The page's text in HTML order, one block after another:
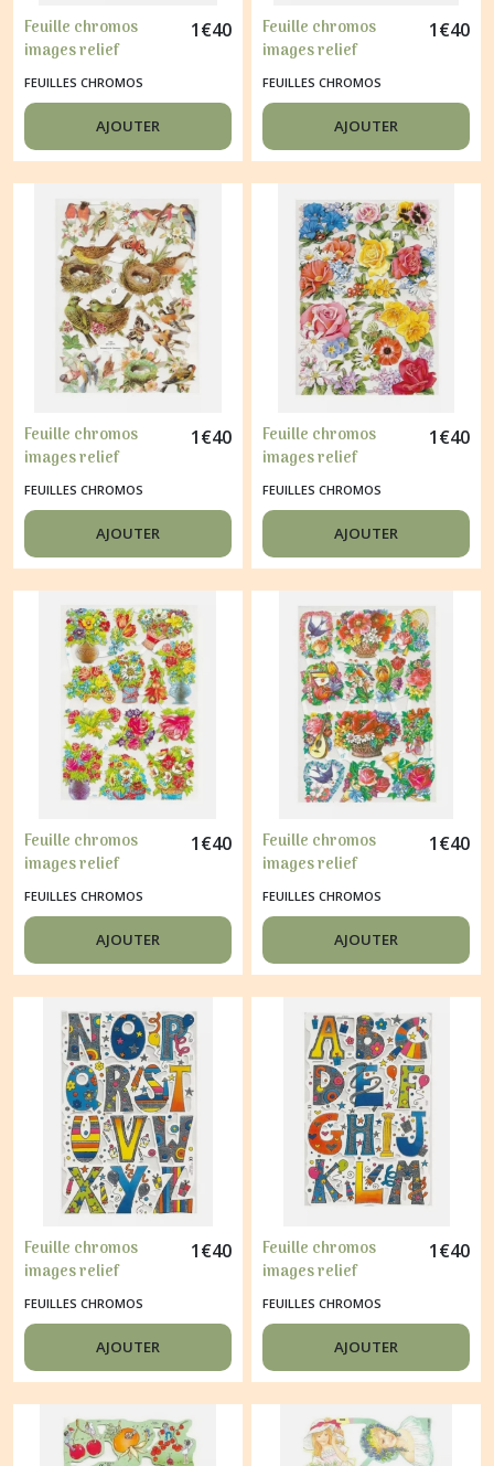
Feuille chromos
images relief
découpage collage
PANIER DE FLEURS
7111
1€40
FEUILLES CHROMOS
AJOUTER
Feuille chromos
images relief
découpage collage
FLEUR ROUGE ENFANT
7002
1€40
FEUILLES CHROMOS
AJOUTER
Feuille chromos
images relief
découpage collage
OISEAU NID OEUF
7069
1€40
FEUILLES CHROMOS
AJOUTER
Feuille chromos
images relief
découpage collage
FLEURS 7064
1€40
FEUILLES CHROMOS
AJOUTER
Feuille chromos
images relief
découpage collage
VASE DE FLEURS 7007
1€40
FEUILLES CHROMOS
AJOUTER
Feuille chromos
images relief
découpage collage
FLEUR OISEAU
MUSIQUE 7001
1€40
FEUILLES CHROMOS
AJOUTER
Feuille chromos
images relief
découpage collage
ALPHABET N 3022
1€40
FEUILLES CHROMOS
AJOUTER
Feuille chromos
images relief
découpage collage
ALPHABET A 3001
1€40
FEUILLES CHROMOS
AJOUTER